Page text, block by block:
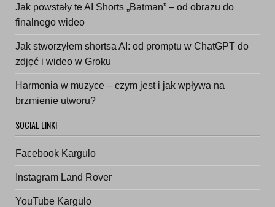
Jak powstały te AI Shorts „Batman” – od obrazu do
finalnego wideo
Jak stworzyłem shortsa AI: od promptu w ChatGPT do
zdjęć i wideo w Groku
Harmonia w muzyce – czym jest i jak wpływa na
brzmienie utworu?
SOCIAL LINKI
Facebook Kargulo
Instagram Land Rover
YouTube Kargulo